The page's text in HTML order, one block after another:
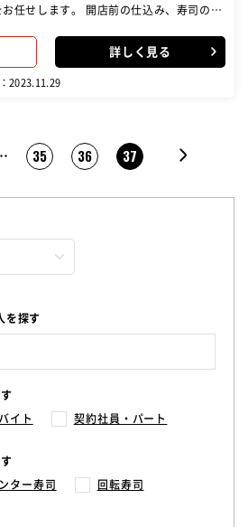
任せします。 開店前の仕込み、寿司の握
時間も確保されています。 寿司職人とし
接客スキルも活かせるお仕事です。 月8日
詳しく見る
2023.11.29
35 36 37
を探す
イト 契約社員・パート
ター寿司 回転寿司